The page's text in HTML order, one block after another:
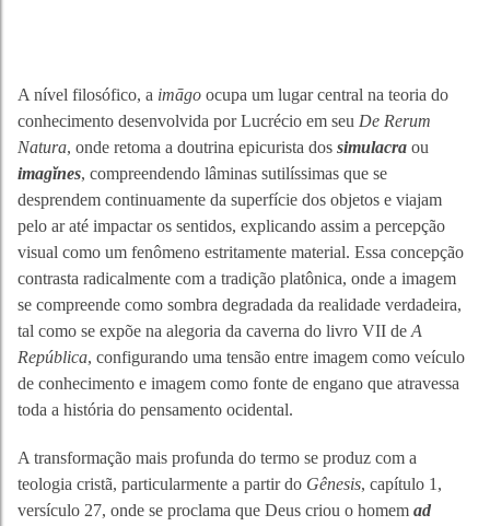
A nível filosófico, a imāgo ocupa um lugar central na teoria do
conhecimento desenvolvida por Lucrécio em seu De Rerum
Natura, onde retoma a doutrina epicurista dos simulacra ou
imagĭnes, compreendendo lâminas sutilíssimas que se
desprendem continuamente da superfície dos objetos e viajam
pelo ar até impactar os sentidos, explicando assim a percepção
visual como um fenômeno estritamente material. Essa concepção
contrasta radicalmente com a tradição platônica, onde a imagem
se compreende como sombra degradada da realidade verdadeira,
tal como se expõe na alegoria da caverna do livro VII de A
República, configurando uma tensão entre imagem como veículo
de conhecimento e imagem como fonte de engano que atravessa
toda a história do pensamento ocidental.
A transformação mais profunda do termo se produz com a
teologia cristã, particularmente a partir do Gênesis, capítulo 1,
versículo 27, onde se proclama que Deus criou o homem ad